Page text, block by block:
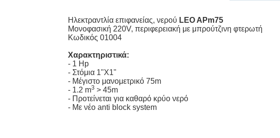
Ηλεκτραντλία επιφανείας, νερού LEO APm75
Μονοφασική 220V, περιφερειακή με μπρούτζινη φτερωτή
Κωδικός 01004
Χαρακτηριστικά:
- 1 Hp
- Στόμια 1"Χ1"
- Μέγιστο μανομετρικό 75m
- 1.2 m3 > 45m
- Προτείνεται για καθαρό κρύο νερό
- Με νέο anti block system